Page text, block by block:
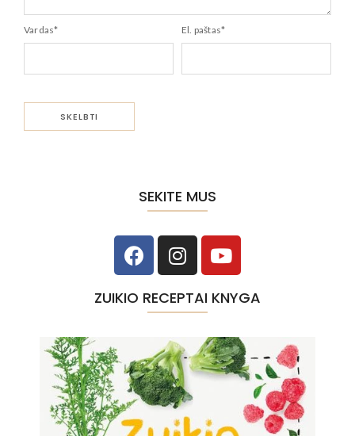
Vardas* El. paštas*
SEKITE MUS
ZUIKIO RECEPTAI KNYGA